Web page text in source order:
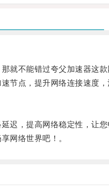
不能错过夸父加速器这款
点，提升网络连接速度，
，提高网络稳定性，让您
网络世界吧！。